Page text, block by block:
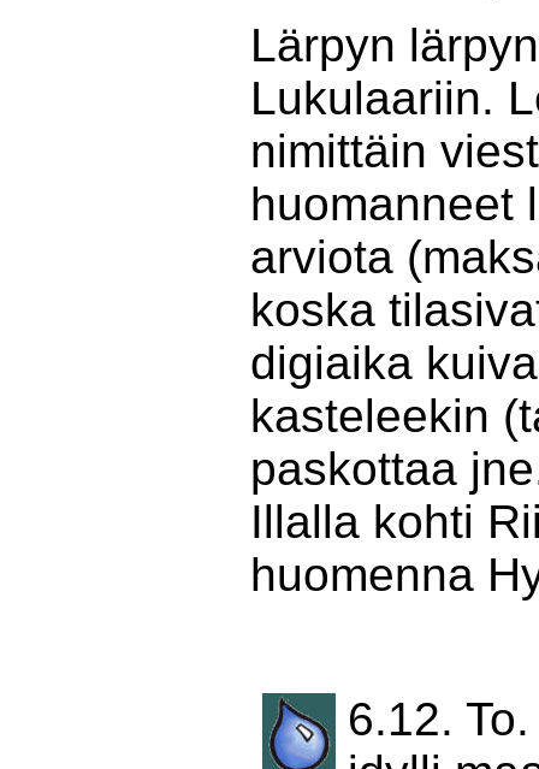
Lärpyn
Lukulaariin.
nimittäin
huomanneet
arviota
koska
digiaika
kasteleekin
paskottaa
Illalla kohti
huomenna
6.12.